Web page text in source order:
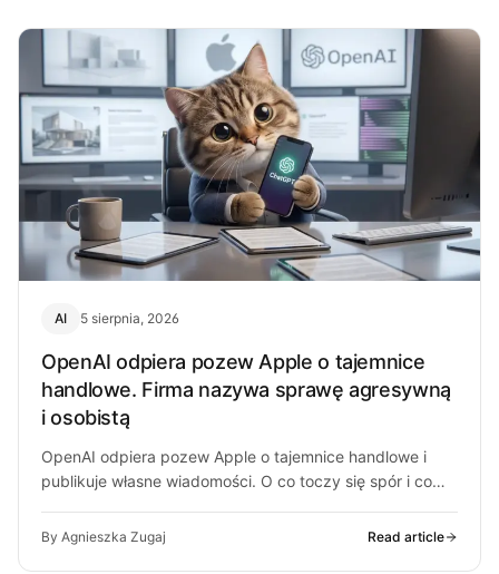
AI 5 sierpnia, 2026
OpenAI odpiera pozew Apple o tajemnice
handlowe. Firma nazywa sprawę agresywną
i osobistą
OpenAI odpiera pozew Apple o tajemnice handlowe i
publikuje własne wiadomości. O co toczy się spór i co
By Agnieszka Zugaj Read article